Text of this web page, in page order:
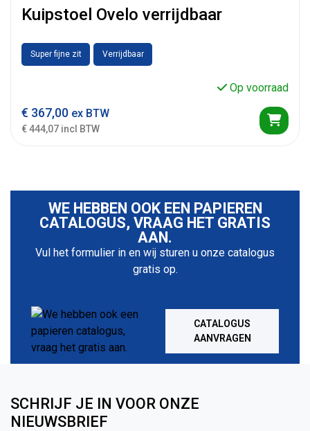
Kuipstoel Ovelo verrijdbaar
Super fijne zit Verrijdbaar
Op voorraad
€ 367,00 ex BTW
€ 444,07 incl BTW
WE HEBBEN OOK EEN PAPIEREN
CATALOGUS, VRAAG HET GRATIS
AAN.
Vul het formulier in en wij sturen u onze catalogus
gratis op.
CATALOGUS
AANVRAGEN
SCHRIJF JE IN VOOR ONZE
NIEUWSBRIEF